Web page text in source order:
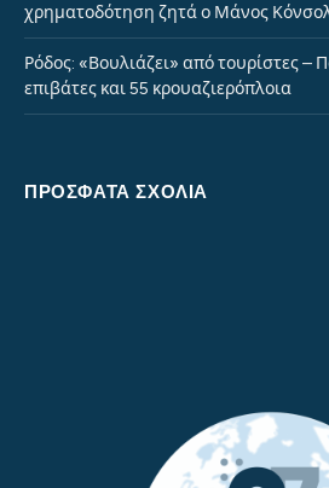
χρηματοδότηση ζητά ο Μάνος
Ρόδος: «Βουλιάζει» από τουρίστες –
επιβάτες και 55 κρουαζιερόπλοια
ΠΡΌΣΦΑΤΑ ΣΧΌΛΙΑ